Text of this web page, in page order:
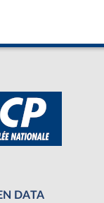
DATA